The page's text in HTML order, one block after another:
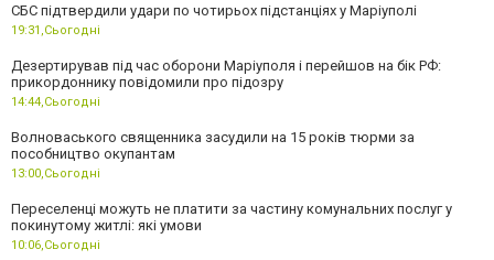
СБС підтвердили удари по чотирьох підстанціях у Маріуполі
19:31, Сьогодні
Дезертирував під час оборони Маріуполя і перейшов на бік РФ:
прикордоннику повідомили про підозру
14:44, Сьогодні
Волноваського священника засудили на 15 років тюрми за
пособництво окупантам
13:00, Сьогодні
Переселенці можуть не платити за частину комунальних послуг у
покинутому житлі: які умови
10:06, Сьогодні